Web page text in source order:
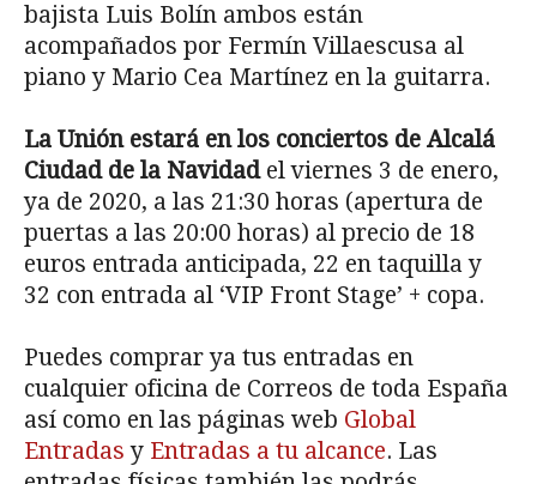
bajista Luis Bolín ambos están
acompañados por Fermín Villaescusa al
piano y Mario Cea Martínez en la guitarra.
La Unión estará en los conciertos de Alcalá
Ciudad de la Navidadel viernes 3 de enero,
ya de 2020, a las 21:30 horas (apertura de
puertas a las 20:00 horas) al precio de 18
euros entrada anticipada, 22 en taquilla y
32 con entrada al ‘VIP Front Stage’ + copa.
Puedes comprar ya tus entradas en
cualquier oficina de Correos de toda España
así como en las páginas web Global
Entradas y Entradas a tu alcance. Las